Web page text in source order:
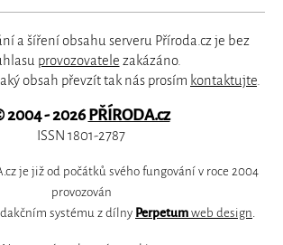
a šíření obsahu serveru Příroda.cz je bez
provozovatele zakázáno.
obsah převzít tak nás prosím kontaktujte.
2004 - 2026PŘÍRODA.cz
ISSN 1801-2787
je již od počátků svého fungování v roce 2004
provozován
systému z dílny Perpetum web design